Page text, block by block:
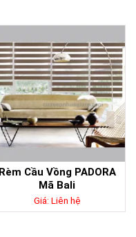
Rèm Cầu Vồng PADORA
Mã Bali
Giá: Liên hệ